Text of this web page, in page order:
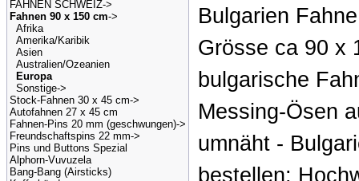
FAHNEN SCHWEIZ->
Fahnen 90 x 150 cm->
Afrika
Amerika/Karibik
Asien
Australien/Ozeanien
Europa
Sonstige->
Stock-Fahnen 30 x 45 cm->
Autofahnen 27 x 45 cm
Fahnen-Pins 20 mm (geschwungen)->
Freundschaftspins 22 mm->
Pins und Buttons Spezial
Alphorn-Vuvuzela
Bang-Bang (Airsticks)
Bulgarien
Grösse ca 90 x
bulgarische
Messing-Ösen
umnäht -
bestellen: